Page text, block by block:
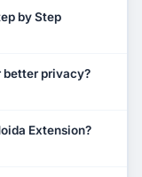
by Step
better privacy?
Extension?